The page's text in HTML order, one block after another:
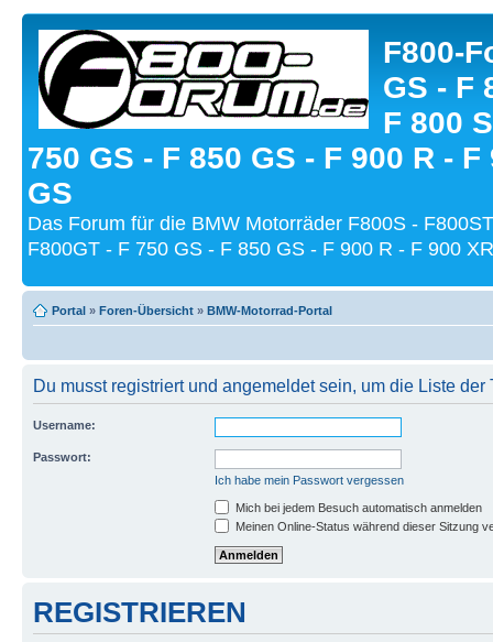
F800-
GS - F
F 800
750 GS - F 850 GS - F 900 R - F
GS
Das Forum für die BMW Motorräder F800S -
F800GT - F 750 GS - F 850 GS - F 900 R - F 900
Portal » Foren-Übersicht » BMW-Motorrad-Portal
Du musst registriert und angemeldet sein, um die Liste
Username:
Passwort:
Ich habe mein Passwort vergessen
Mich bei jedem Besuch automatisch anmelden
Meinen Online-Status während dieser Sitzung
REGISTRIEREN